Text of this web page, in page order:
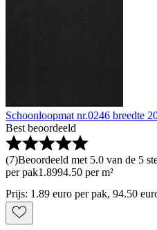
Schoonloopmat nr.0246 breedte
Best beoordeeld
(7)Beoordeeld met 5.0 van de 5
per pak1 .8994.50 per m²
Prijs: 1.89 euro per pak, 94.50